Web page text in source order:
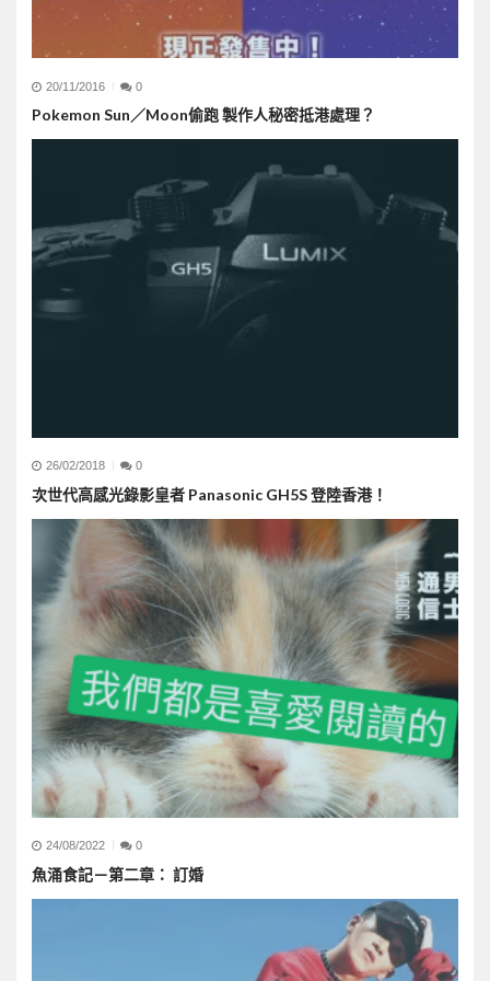
20/11/2016 0
Pokemon Sun／Moon偷跑 製作人秘密抵港處理？
26/02/2018 0
次世代高感光錄影皇者 Panasonic GH5S 登陸香港！
24/08/2022 0
魚涌食記－第二章： 訂婚